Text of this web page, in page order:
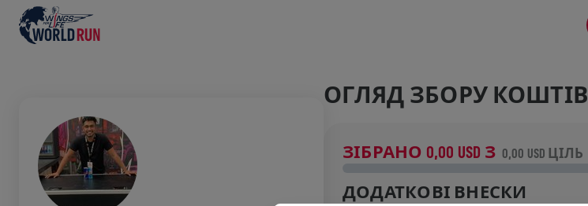
ОГЛЯД ЗБОРУ КОШТІВ
ЗІБРАНО 0,00 USD З 0,00 USD ЦІЛЬ
ДОДАТКОВІ ВНЕСКИ